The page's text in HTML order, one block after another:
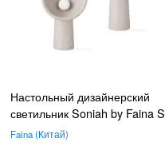
Настольный дизайнерский
светильник Soniah by Faina S
Faina Китай